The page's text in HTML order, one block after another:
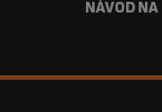
NÁVOD NA